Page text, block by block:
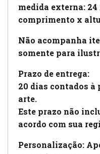
medida externa:
comprimento x
Não acompanha
somente para
Prazo de entrega:
20 dias contados
arte.
Este prazo não
acordo com sua
Personalização: